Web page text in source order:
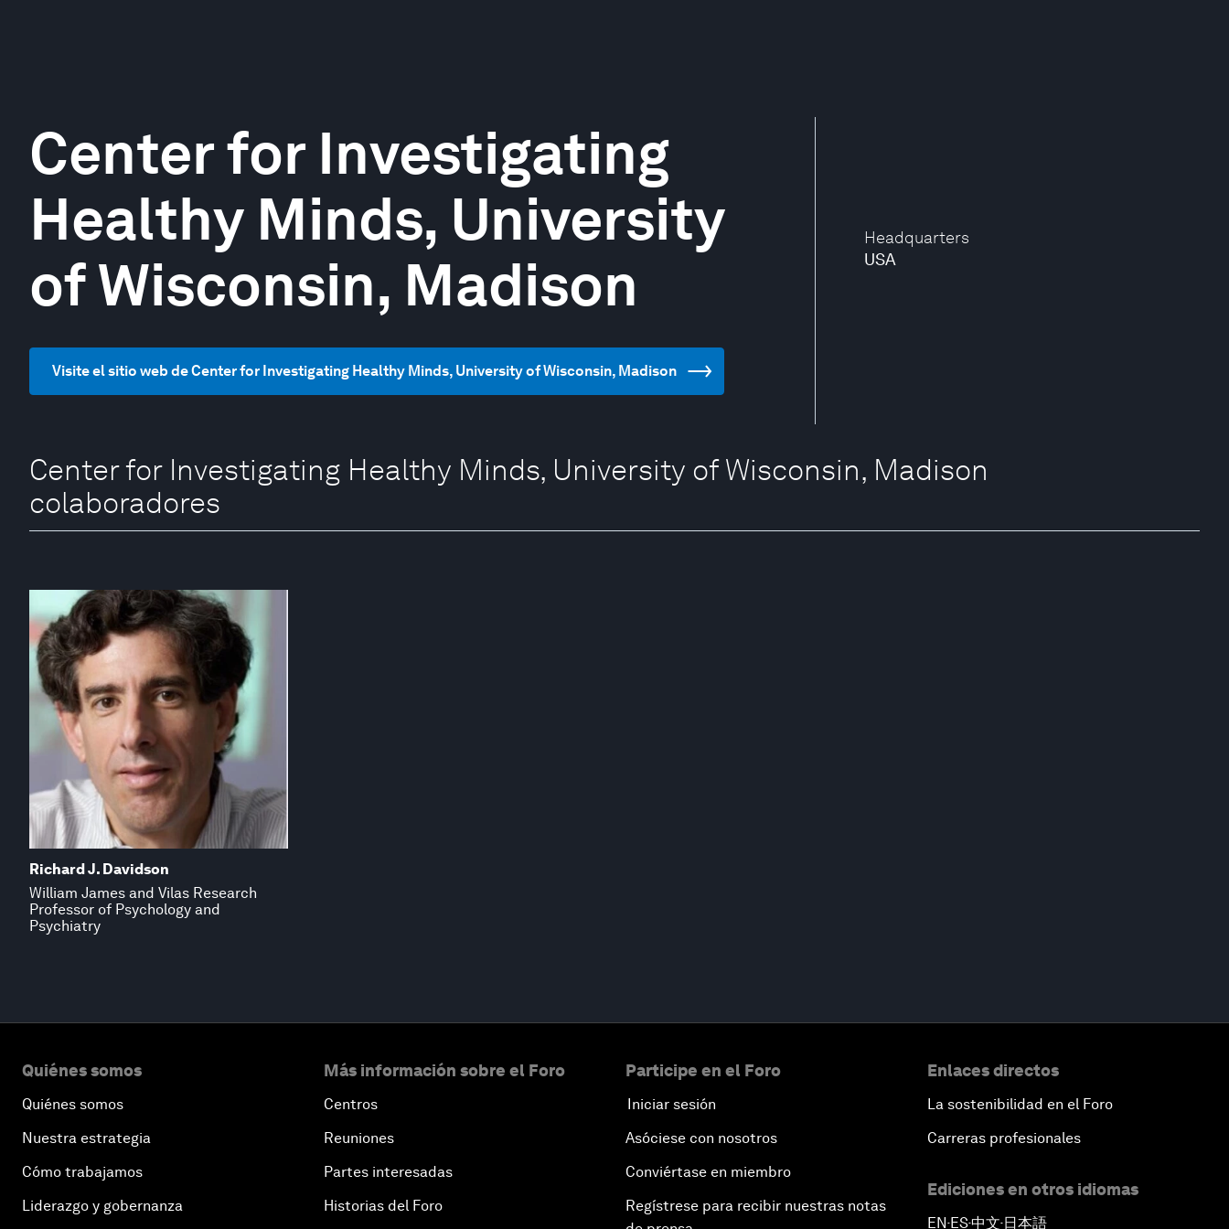
Headquarters
USA
Center for Investigating
Healthy Minds, University
of Wisconsin, Madison
Visite el sitio web de Center for Investigating Healthy Minds, University of Wisconsin, Madison
Center for Investigating Healthy Minds, University of Wisconsin, Madison
colaboradores
Richard J. Davidson
William James and Vilas Research
Professor of Psychology and
Psychiatry
Quiénes somos
Quiénes somos
Nuestra estrategia
Cómo trabajamos
Liderazgo y gobernanza
Más información sobre el Foro
Centros
Reuniones
Partes interesadas
Historias del Foro
Participe en el Foro
Iniciar sesión
Asóciese con nosotros
Conviértase en miembro
Regístrese para recibir nuestras notas
Enlaces directos
La sostenibilidad en el Foro
Carreras profesionales
Ediciones en otros idiomas
EN ▪ES▪中文▪ 日本語